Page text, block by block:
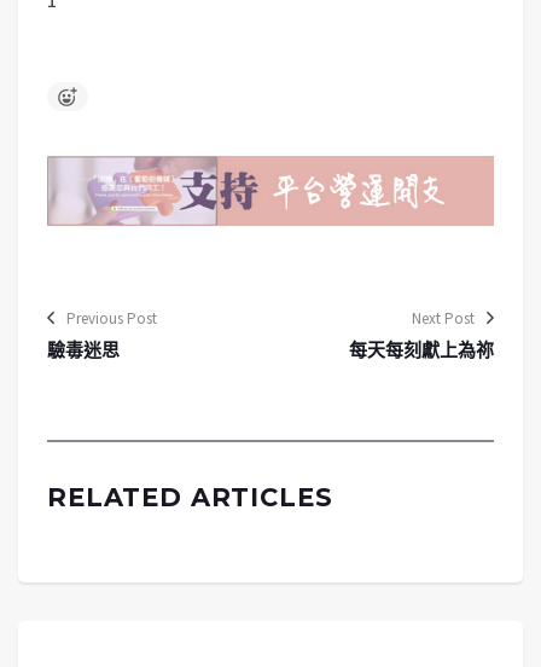
Previous Post
驗毒迷思
Next Post
每天每刻獻上為祢
RELATED ARTICLES